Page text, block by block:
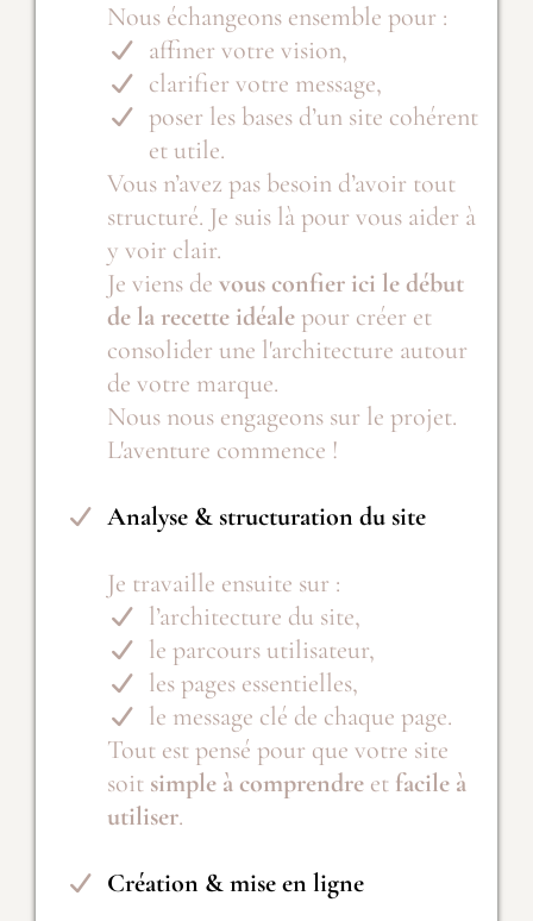
Nous échangeons ensemble pour :
affiner votre vision,
clarifier votre message,
poser les bases d’un site cohérent
et utile.
Vous n’avez pas besoin d’avoir tout
structuré. Je suis là pour vous aider à
y voir clair.
Je viens de vous confier ici le début
de la recette idéalepour créer et
consolider une l'architecture autour
de votre marque.
Nous nous engageons sur le projet.
L'aventure commence !
Analyse & structuration du site
Je travaille ensuite sur :
l’architecture du site,
le parcours utilisateur,
les pages essentielles,
le message clé de chaque page.
Tout est pensé pour que votre site
soit simple à comprendre et facile à
utiliser.
Création & mise en ligne